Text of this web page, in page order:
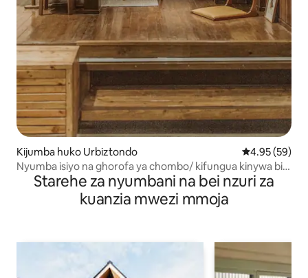
Kijumba huko Urbiztondo Ukadiriaji wa
4.95 (59)
Nyumba isiyo na ghorofa ya chombo/ kifungua kinywa bila
malipo + Maegesho
Starehe za nyumbani na bei nzuri za
kuanzia mwezi mmoja